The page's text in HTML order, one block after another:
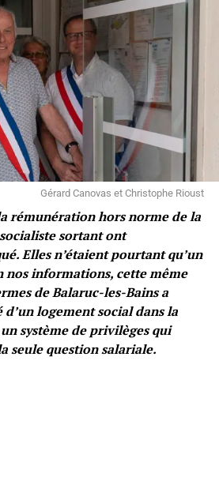
Gérard Canovas et Christophe Rioust
rémunération hors norme de la
sortant ont
Elles n’étaient pourtant qu’un
nos informations, cette même
de Balaruc-les-Bains a
logement social dans la
système de privilèges qui
seule question salariale.